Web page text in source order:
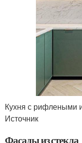
Кухня с рифлеными
Источник
Фасады из стекла